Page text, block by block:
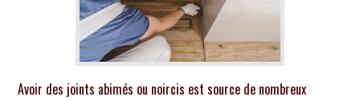
Avoir des joints abimés ou noircis est source de nombreux